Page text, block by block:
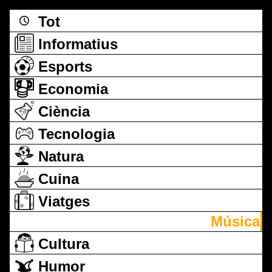
Tot
Informatius
Esports
Economia
Ciència
Tecnologia
Natura
Cuina
Viatges
Música
Cultura
Humor